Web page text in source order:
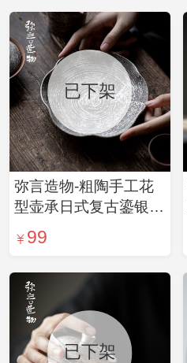
已下架
弥言造物-粗陶手工花
型壶承日式复古鎏银干
泡台家用小型茶台茶道
配件
99
已下架